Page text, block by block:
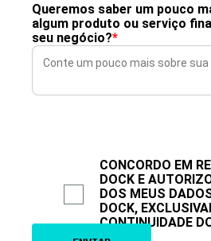
Queremos saber um pouco
algum produto ou serviço
seu negócio?*
CONCORDO EM
DOCK E
DOS MEUS
DOCK,
CONTINUIDADE